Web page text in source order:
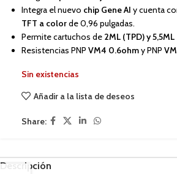
Integra el nuevo chip Gene AI y cuenta
TFT a colorde 0,96 pulgadas.
Permite cartuchos de 2ML (TPD) y 5,5ML
Resistencias PNP VM4 0.6ohmy PNP
Sin existencias
Añadir a la lista de deseos
Share:
Descripción